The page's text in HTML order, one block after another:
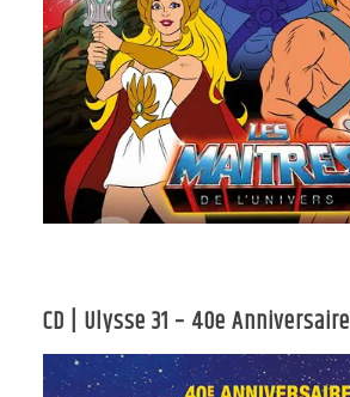
CD | Ulysse 31 – 40e Anniversaire